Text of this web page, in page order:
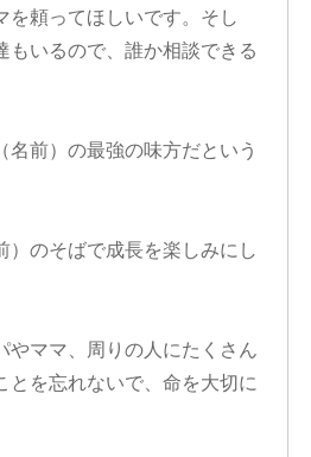
を頼ってほしいです。そし
もいるので、誰か相談できる
前）の最強の味方だという
のそばで成長を楽しみにし
やママ、周りの人にたくさん
とを忘れないで、命を大切に